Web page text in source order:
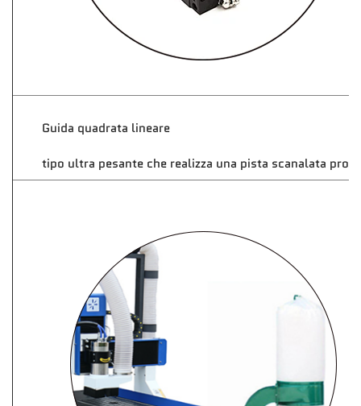
Guida quadrata lineare
tipo ultra pesante che realizza una pista scanalata